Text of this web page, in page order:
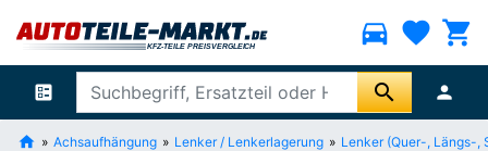
directions_car favorite shopping_cart
ballot search person
Achsaufhängung Lenker / Lenkerlagerung Lenker (Quer-, Längs-,